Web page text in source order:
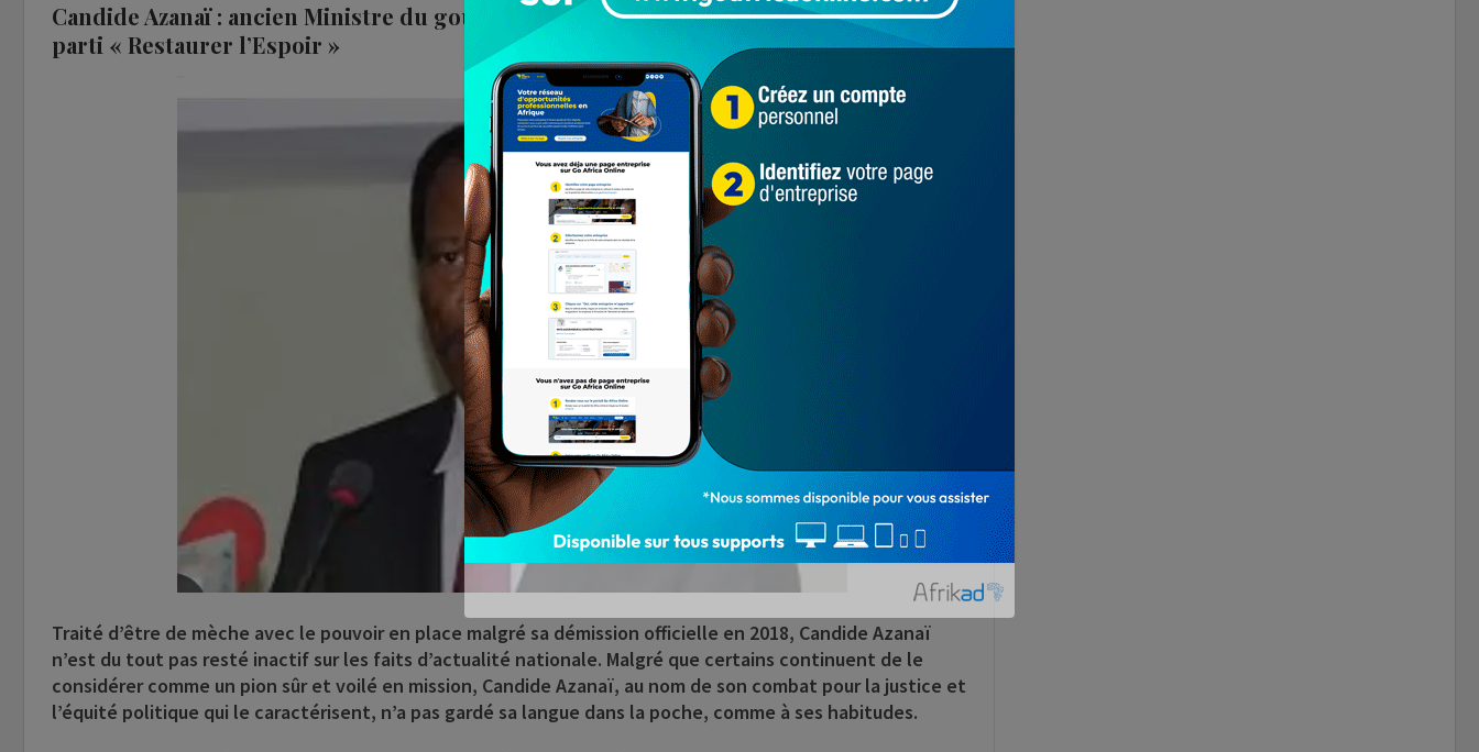
Candide Azanaï : ancien Ministre du gouvernement de Patrice Talon et président du
parti « Restaurer l’Espoir »
Traité d’être de mèche avec le pouvoir en place malgré sa démission officielle en 2018, Candide Azanaï
n’est du tout pas resté inactif sur les faits d’actualité nationale. Malgré que certains continuent de le
considérer comme un pion sûr et voilé en mission, Candide Azanaï, au nom de son combat pour la justice et
l’équité politique qui le caractérisent, n’a pas gardé sa langue dans la poche, comme à ses habitudes.